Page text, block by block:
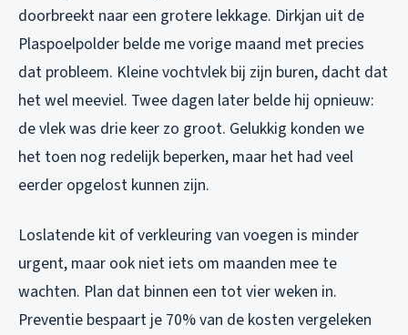
doorbreekt naar een grotere lekkage. Dirkjan uit de
Plaspoelpolder belde me vorige maand met precies
dat probleem. Kleine vochtvlek bij zijn buren, dacht dat
het wel meeviel. Twee dagen later belde hij opnieuw:
de vlek was drie keer zo groot. Gelukkig konden we
het toen nog redelijk beperken, maar het had veel
eerder opgelost kunnen zijn.
Loslatende kit of verkleuring van voegen is minder
urgent, maar ook niet iets om maanden mee te
wachten. Plan dat binnen een tot vier weken in.
Preventie bespaart je 70% van de kosten vergeleken